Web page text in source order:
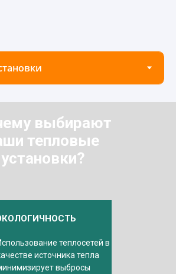
выбирают
тепловые
установки?
теплосетей в
источника тепла
выбросы